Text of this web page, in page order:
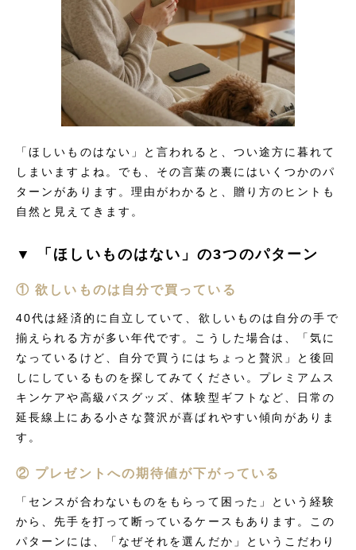
「ほしいものはない」と言われると、つい途方に暮れて
しまいますよね。でも、その言葉の裏にはいくつかのパ
ターンがあります。理由がわかると、贈り方のヒントも
自然と見えてきます。
▼ 「ほしいものはない」の3つのパターン
① 欲しいものは自分で買っている
40代は経済的に自立していて、欲しいものは自分の手で
揃えられる方が多い年代です。こうした場合は、「気に
なっているけど、自分で買うにはちょっと贅沢」と後回
しにしているものを探してみてください。プレミアムス
キンケアや高級バスグッズ、体験型ギフトなど、日常の
延長線上にある小さな贅沢が喜ばれやすい傾向がありま
す。
② プレゼントへの期待値が下がっている
「センスが合わないものをもらって困った」という経験
から、先手を打って断っているケースもあります。この
パターンには、「なぜそれを選んだか」というこだわり